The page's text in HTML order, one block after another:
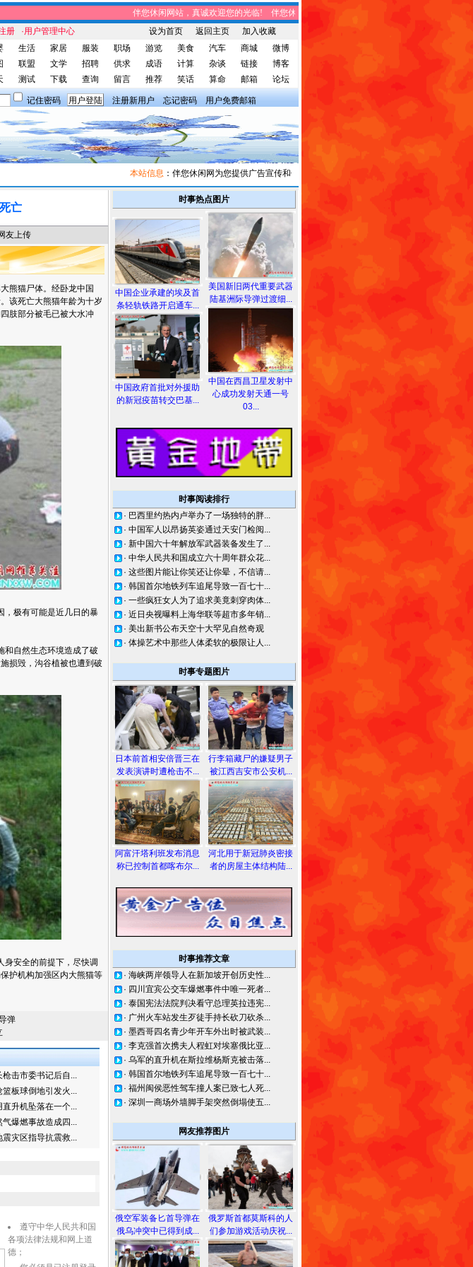
伴您休闲网站，真诚欢迎您的光临! 伴您休闲网站，将免费给您带来趣味时事、笑话集锦、
册 ·用户管理中心 设为首页 返回主页
加入收藏
生活 家居 服装 职场 游览 美食 汽车 商城
微博
联盟 文学 招聘 供求 成语 计算 杂谈 链接
博客
测试 下载 查询 留言 推荐 笑话 算命 邮箱 论坛
记住密码 注册新用户 忘记密码 用户免费邮箱
本站信息：伴您休闲网为您提供广告宣传和信息发布，有需求者请与我们联系。
亡
友上传
熊猫尸体。经卧龙中国
该死亡大熊猫年龄为十岁
肢部分被毛已被大水冲
极有可能是近几日的暴
自然生态环境造成了破
损毁，沟谷植被也遭到破
安全的前提下，尽快调
护机构加强区内大熊猫等
弹
击市委书记后自...
板球倒地引发火...
升机坠落在一个...
爆燃事故造成四...
灾区指导抗震救...
遵守中华人民共和国
各项法律法规和网上道
德；
时事热点图片
中国企业承建的埃及首
条轻轨铁路开启通车...
中国政府首批对外援助
的新冠疫苗转交巴基...
美国新旧两代重要武器
陆基洲际导弹过渡细...
中国在西昌卫星发射中
心成功发射天通一号
03...
时事阅读排行
· 巴西里约热内卢举办了一场独特的胖...
· 中国军人以昂扬英姿通过天安门检阅...
· 新中国六十年解放军武器装备发生了...
· 中华人民共和国成立六十周年群众花...
· 这些图片能让你笑还让你晕，不信请...
· 韩国首尔地铁列车追尾导致一百七十...
· 一些疯狂女人为了追求美竟刺穿肉体...
· 近日央视曝料上海华联等超市多年销...
· 美出新书公布天空十大罕见自然奇观
· 体操艺术中那些人体柔软的极限让人...
时事专题图片
日本前首相安倍晋三在
发表演讲时遭枪击不...
阿富汗塔利班发布消息
称已控制首都喀布尔...
行李箱藏尸的嫌疑男子
被江西吉安市公安机...
河北用于新冠肺炎密接
者的房屋主体结构陆...
时事推荐文章
· 海峡两岸领导人在新加坡开创历史性...
· 四川宜宾公交车爆燃事件中唯一死者...
· 泰国宪法法院判决看守总理英拉违宪...
· 广州火车站发生歹徒手持长砍刀砍杀...
· 墨西哥四名青少年开车外出时被武装...
· 李克强首次携夫人程虹对埃塞俄比亚...
· 乌军的直升机在斯拉维杨斯克被击落...
· 韩国首尔地铁列车追尾导致一百七十...
· 福州闽侯恶性驾车撞人案已致七人死...
· 深圳一商场外墙脚手架突然倒塌使五...
网友推荐图片
俄空军装备匕首导弹在
俄乌冲突中已得到成...
俄罗斯首都莫斯科的人
们参加游戏活动庆祝...